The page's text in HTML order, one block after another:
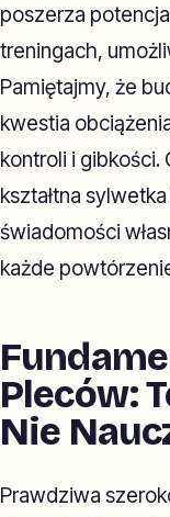
poszerza
treningach,
Pamiętajmy, że
kwestia
kontroli i gibkości.
kształtna
świadomości
każde
Pleców:
Nie
Prawdziwa